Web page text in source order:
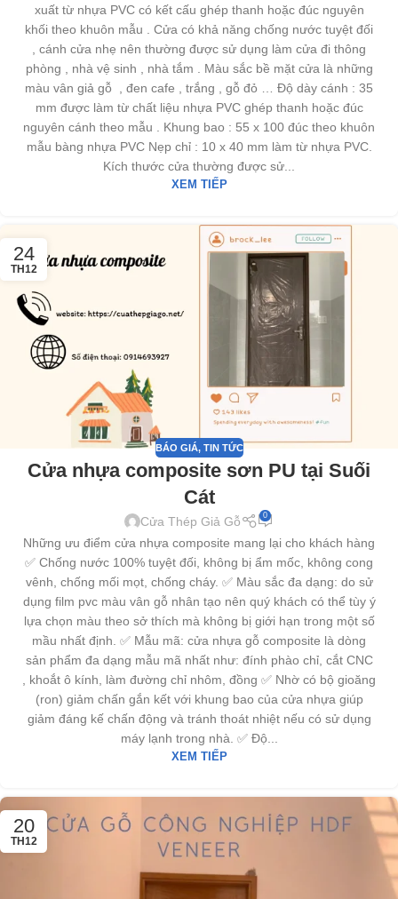
xuất từ nhựa PVC có kết cấu ghép thanh hoặc đúc nguyên
khối theo khuôn mẫu . Cửa có khả năng chống nước tuyệt đối
, cánh cửa nhẹ nên thường được sử dụng làm cửa đi thông
phòng , nhà vệ sinh , nhà tắm . Màu sắc bề mặt cửa là những
màu vân giả gỗ , đen cafe , trắng , gỗ đỏ … Độ dày cánh : 35
mm được làm từ chất liệu nhựa PVC ghép thanh hoặc đúc
nguyên cánh theo mẫu . Khung bao : 55 x 100 đúc theo khuôn
mẫu bàng nhựa PVC Nẹp chỉ : 10 x 40 mm làm từ nhựa PVC.
Kích thước cửa thường được sử...
XEM TIẾP
24
TH12
BÁO GIÁ, TIN TỨC
Cửa nhựa composite sơn PU tại Suối
Cát
Cửa Thép Giả Gỗ 0
Những ưu điểm cửa nhựa composite mang lại cho khách hàng
✅ Chống nước 100% tuyệt đối, không bị ẩm mốc, không cong
vênh, chống mối mọt, chống cháy. ✅ Màu sắc đa dạng: do sử
dụng film pvc màu vân gỗ nhân tạo nên quý khách có thể tùy ý
lựa chọn màu theo sở thích mà không bị giới hạn trong một số
mầu nhất định. ✅ Mẫu mã: cửa nhựa gỗ composite là dòng
sản phẩm đa dạng mẫu mã nhất như: đính phào chỉ, cắt CNC
, khoắt ô kính, làm đường chỉ nhôm, đồng ✅ Nhờ có bộ gioăng
(ron) giảm chấn gắn kết với khung bao của cửa nhựa giúp
giảm đáng kế chấn động và tránh thoát nhiệt nếu có sử dụng
máy lạnh trong nhà. ✅ Độ...
XEM TIẾP
20
TH12